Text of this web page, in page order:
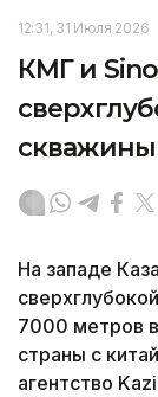
12:31, 31 Июля 2026
КМГ и
На западе
7000 метров
страны с
агентство